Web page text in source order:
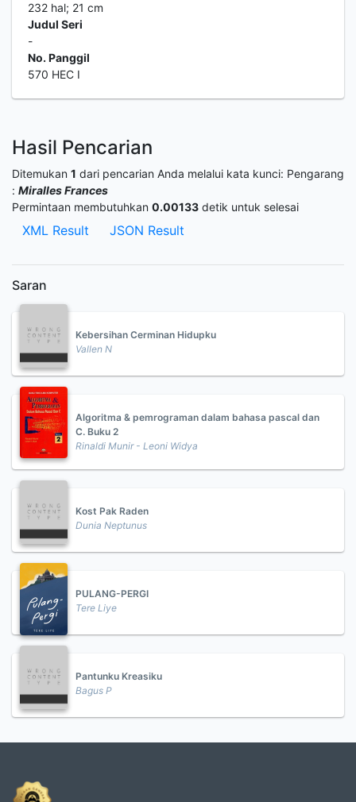
232 hal; 21 cm
Judul Seri
-
No. Panggil
570 HEC I
Hasil Pencarian
Ditemukan 1 dari pencarian Anda melalui kata kunci: Pengarang
: Miralles Frances
Permintaan membutuhkan 0.00133 detik untuk selesai
XML Result JSON Result
Saran
Kebersihan Cerminan Hidupku
Vallen N
Algoritma & pemrograman dalam bahasa pascal dan
C. Buku 2
Rinaldi Munir - Leoni Widya
Kost Pak Raden
Dunia Neptunus
PULANG-PERGI
Tere Liye
Pantunku Kreasiku
Bagus P